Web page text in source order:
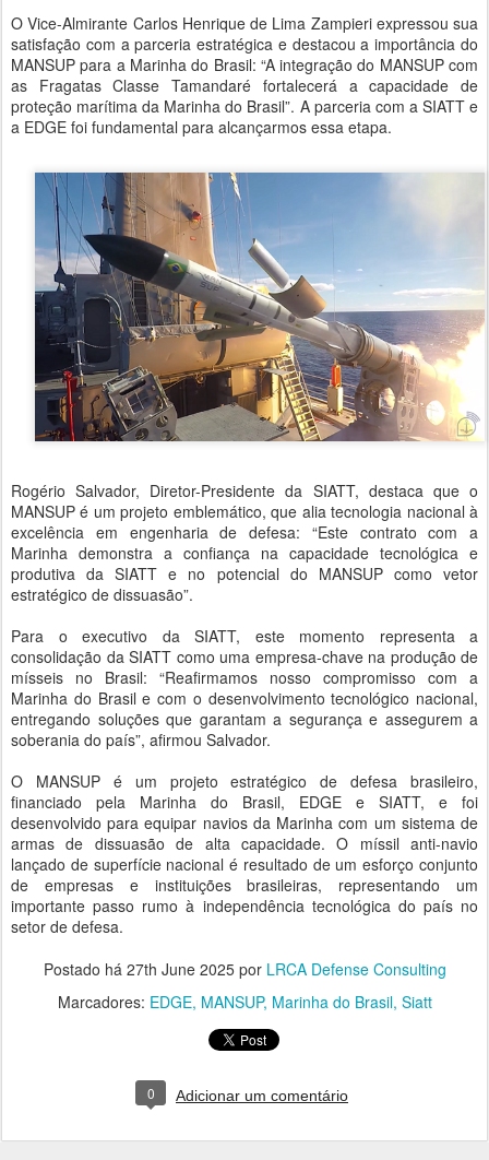
O Vice-Almirante Carlos Henrique de Lima Zampieri expressou sua
satisfação com a parceria estratégica e destacou a importância do
MANSUP para a Marinha do Brasil: “A integração do MANSUP com
as Fragatas Classe Tamandaré fortalecerá a capacidade de
proteção marítima da Marinha do Brasil”. A parceria com a SIATT e
a EDGE foi fundamental para alcançarmos essa etapa.
Rogério Salvador, Diretor-Presidente da SIATT, destaca que o
MANSUP é um projeto emblemático, que alia tecnologia nacional à
excelência em engenharia de defesa: “Este contrato com a
Marinha demonstra a confiança na capacidade tecnológica e
produtiva da SIATT e no potencial do MANSUP como vetor
estratégico de dissuasão”.
Para o executivo da SIATT, este momento representa a
consolidação da SIATT como uma empresa-chave na produção de
mísseis no Brasil: “Reafirmamos nosso compromisso com a
Marinha do Brasil e com o desenvolvimento tecnológico nacional,
entregando soluções que garantam a segurança e assegurem a
soberania do país”, afirmou Salvador.
O MANSUP é um projeto estratégico de defesa brasileiro,
financiado pela Marinha do Brasil, EDGE e SIATT, e foi
desenvolvido para equipar navios da Marinha com um sistema de
armas de dissuasão de alta capacidade. O míssil anti-navio
lançado de superfície nacional é resultado de um esforço conjunto
de empresas e instituições brasileiras, representando um
importante passo rumo à independência tecnológica do país no
setor de defesa.
Postado há 27th June 2025por LRCA Defense Consulting
Marcadores: EDGE MANSUP Marinha do Brasil Siatt
0 Adicionar um comentário